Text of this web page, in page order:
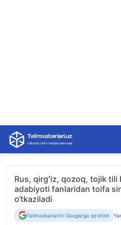
Skip
content
Rus, qirgʻiz, qozoq, tojik
adabiyoti fanlaridan toifa
o‘tkaziladi
Talimxabarlari'ni Google'ga qo'shish